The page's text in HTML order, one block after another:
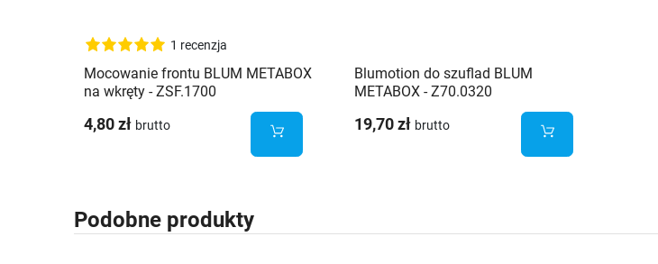
1 recenzja
Mocowanie frontu BLUM METABOX
na wkręty - ZSF.1700
4,80 zł brutto
Blumotion do szuflad BLUM
METABOX - Z70.0320
19,70 zł brutto
Podobne produkty